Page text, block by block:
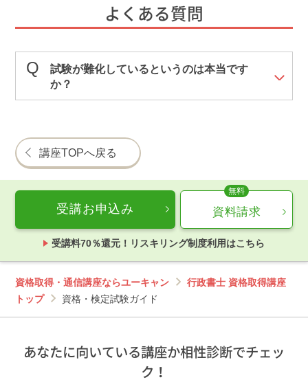
よくある質問
試験が難化しているというのは本当です
か？
講座TOPへ戻る
受講お申込み 資料請求
受講料70％還元！リスキリング制度利用はこちら
資格取得・通信講座ならユーキャン
行政書士 資格取得講座
トップ
資格・検定試験ガイド
あなたに向いている講座か相性診断でチェッ
ク！